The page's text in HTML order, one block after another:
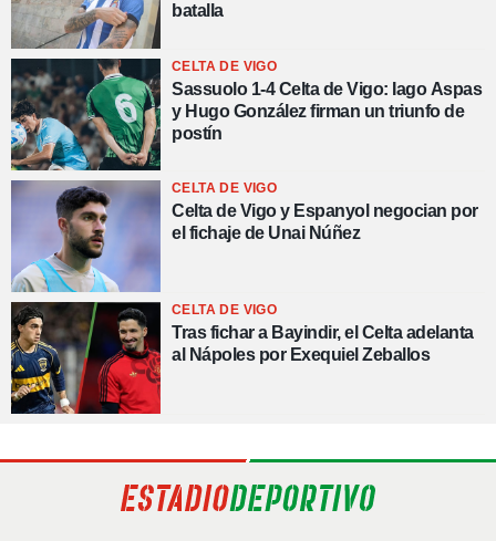
batalla
CELTA DE VIGO
Sassuolo 1-4 Celta de Vigo: Iago Aspas
y Hugo González firman un triunfo de
postín
CELTA DE VIGO
Celta de Vigo y Espanyol negocian por
el fichaje de Unai Núñez
CELTA DE VIGO
Tras fichar a Bayindir, el Celta adelanta
al Nápoles por Exequiel Zeballos